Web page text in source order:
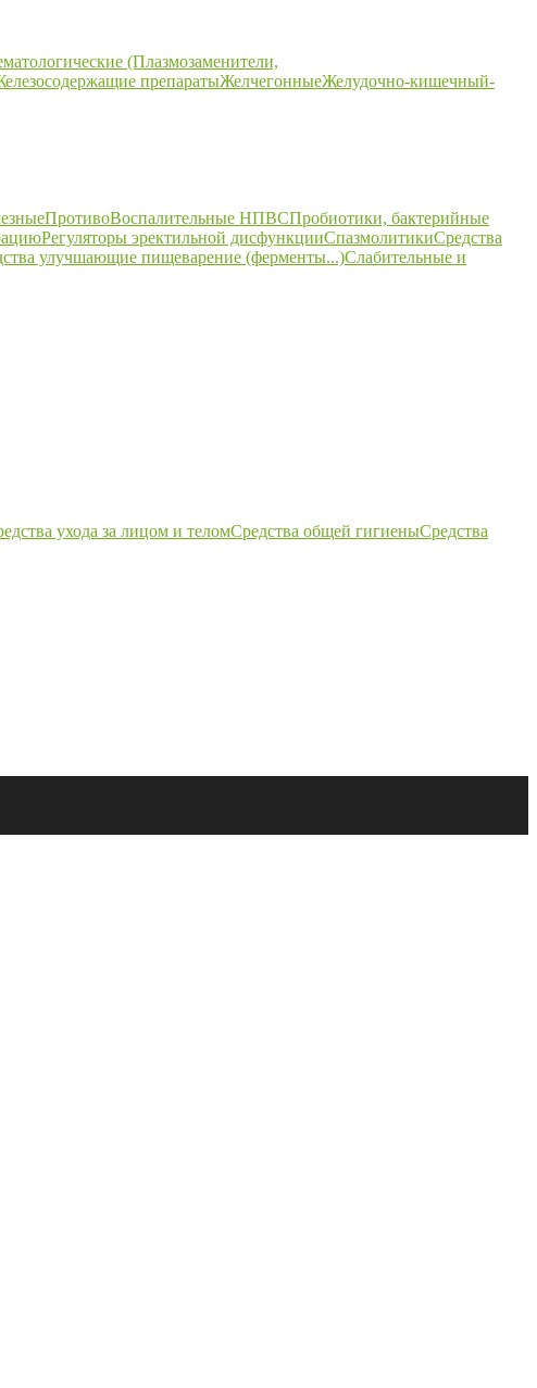
(Плазмозаменители,
препаратыЖелчегонныеЖелудочно-кишечный-
ПротивоВоспалительные НПВСПробиотики, бактерийные
Регуляторы эректильной дисфункцииСпазмолитикиСредства
улучшающие пищеварение (ферменты...)Слабительные и
ухода за лицом и теломСредства общей гигиеныСредства